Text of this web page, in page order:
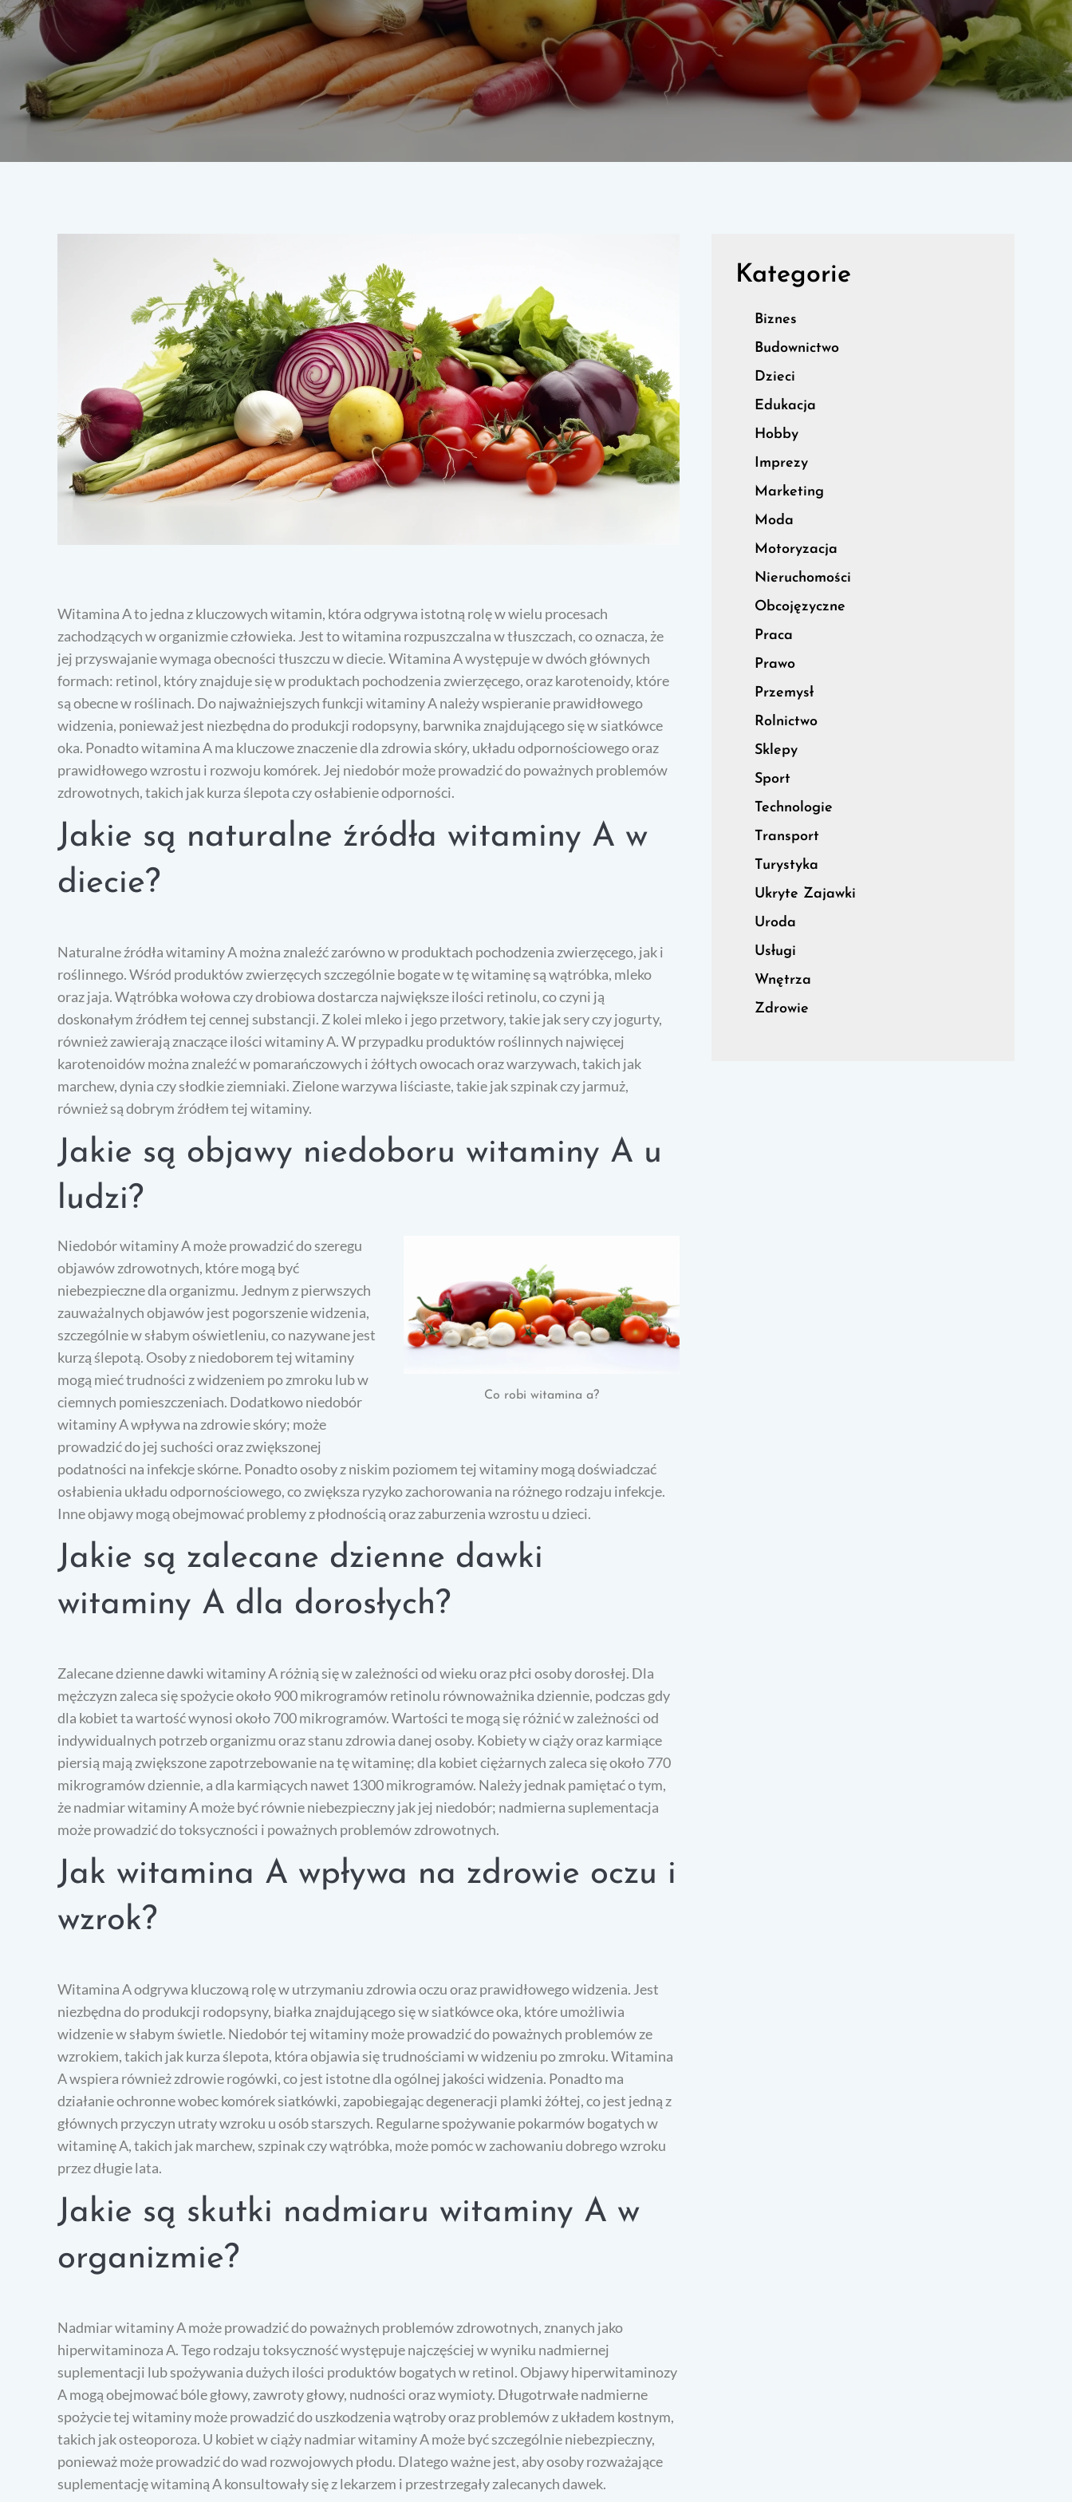
Witamina A to jedna z kluczowych witamin, która odgrywa istotną rolę w wielu procesach
zachodzących w organizmie człowieka. Jest to witamina rozpuszczalna w tłuszczach, co oznacza, że
jej przyswajanie wymaga obecności tłuszczu w diecie. Witamina A występuje w dwóch głównych
formach: retinol, który znajduje się w produktach pochodzenia zwierzęcego, oraz karotenoidy, które
są obecne w roślinach. Do najważniejszych funkcji witaminy A należy wspieranie prawidłowego
widzenia, ponieważ jest niezbędna do produkcji rodopsyny, barwnika znajdującego się w siatkówce
oka. Ponadto witamina A ma kluczowe znaczenie dla zdrowia skóry, układu odpornościowego oraz
prawidłowego wzrostu i rozwoju komórek. Jej niedobór może prowadzić do poważnych problemów
zdrowotnych, takich jak kurza ślepota czy osłabienie odporności.
Jakie są naturalne źródła witaminy A w
diecie?
Naturalne źródła witaminy A można znaleźć zarówno w produktach pochodzenia zwierzęcego, jak i
roślinnego. Wśród produktów zwierzęcych szczególnie bogate w tę witaminę są wątróbka, mleko
oraz jaja. Wątróbka wołowa czy drobiowa dostarcza największe ilości retinolu, co czyni ją
doskonałym źródłem tej cennej substancji. Z kolei mleko i jego przetwory, takie jak sery czy jogurty,
również zawierają znaczące ilości witaminy A. W przypadku produktów roślinnych najwięcej
karotenoidów można znaleźć w pomarańczowych i żółtych owocach oraz warzywach, takich jak
marchew, dynia czy słodkie ziemniaki. Zielone warzywa liściaste, takie jak szpinak czy jarmuż,
również są dobrym źródłem tej witaminy.
Jakie są objawy niedoboru witaminy A u
ludzi?
Co robi witamina a?
Niedobór witaminy A może prowadzić do szeregu
objawów zdrowotnych, które mogą być
niebezpieczne dla organizmu. Jednym z pierwszych
zauważalnych objawów jest pogorszenie widzenia,
szczególnie w słabym oświetleniu, co nazywane jest
kurzą ślepotą. Osoby z niedoborem tej witaminy
mogą mieć trudności z widzeniem po zmroku lub w
ciemnych pomieszczeniach. Dodatkowo niedobór
witaminy A wpływa na zdrowie skóry; może
prowadzić do jej suchości oraz zwiększonej
podatności na infekcje skórne. Ponadto osoby z niskim poziomem tej witaminy mogą doświadczać
osłabienia układu odpornościowego, co zwiększa ryzyko zachorowania na różnego rodzaju infekcje.
Inne objawy mogą obejmować problemy z płodnością oraz zaburzenia wzrostu u dzieci.
Jakie są zalecane dzienne dawki
witaminy A dla dorosłych?
Zalecane dzienne dawki witaminy A różnią się w zależności od wieku oraz płci osoby dorosłej. Dla
mężczyzn zaleca się spożycie około 900 mikrogramów retinolu równoważnika dziennie, podczas gdy
dla kobiet ta wartość wynosi około 700 mikrogramów. Wartości te mogą się różnić w zależności od
indywidualnych potrzeb organizmu oraz stanu zdrowia danej osoby. Kobiety w ciąży oraz karmiące
piersią mają zwiększone zapotrzebowanie na tę witaminę; dla kobiet ciężarnych zaleca się około 770
mikrogramów dziennie, a dla karmiących nawet 1300 mikrogramów. Należy jednak pamiętać o tym,
że nadmiar witaminy A może być równie niebezpieczny jak jej niedobór; nadmierna suplementacja
może prowadzić do toksyczności i poważnych problemów zdrowotnych.
Jak witamina A wpływa na zdrowie oczu i
wzrok?
Witamina A odgrywa kluczową rolę w utrzymaniu zdrowia oczu oraz prawidłowego widzenia. Jest
niezbędna do produkcji rodopsyny, białka znajdującego się w siatkówce oka, które umożliwia
widzenie w słabym świetle. Niedobór tej witaminy może prowadzić do poważnych problemów ze
wzrokiem, takich jak kurza ślepota, która objawia się trudnościami w widzeniu po zmroku. Witamina
A wspiera również zdrowie rogówki, co jest istotne dla ogólnej jakości widzenia. Ponadto ma
działanie ochronne wobec komórek siatkówki, zapobiegając degeneracji plamki żółtej, co jest jedną z
głównych przyczyn utraty wzroku u osób starszych. Regularne spożywanie pokarmów bogatych w
witaminę A, takich jak marchew, szpinak czy wątróbka, może pomóc w zachowaniu dobrego wzroku
przez długie lata.
Jakie są skutki nadmiaru witaminy A w
organizmie?
Nadmiar witaminy A może prowadzić do poważnych problemów zdrowotnych, znanych jako
hiperwitaminoza A. Tego rodzaju toksyczność występuje najczęściej w wyniku nadmiernej
suplementacji lub spożywania dużych ilości produktów bogatych w retinol. Objawy hiperwitaminozy
A mogą obejmować bóle głowy, zawroty głowy, nudności oraz wymioty. Długotrwałe nadmierne
spożycie tej witaminy może prowadzić do uszkodzenia wątroby oraz problemów z układem kostnym,
takich jak osteoporoza. U kobiet w ciąży nadmiar witaminy A może być szczególnie niebezpieczny,
ponieważ może prowadzić do wad rozwojowych płodu. Dlatego ważne jest, aby osoby rozważające
suplementację witaminą A konsultowały się z lekarzem i przestrzegały zalecanych dawek.
Kategorie
Biznes
Budownictwo
Dzieci
Edukacja
Hobby
Imprezy
Marketing
Moda
Motoryzacja
Nieruchomości
Obcojęzyczne
Praca
Prawo
Przemysł
Rolnictwo
Sklepy
Sport
Technologie
Transport
Turystyka
Ukryte Zajawki
Uroda
Usługi
Wnętrza
Zdrowie